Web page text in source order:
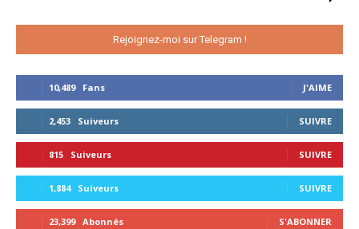
Rejoignez-moi sur Telegram !
10,489 Fans J'AIME
2,453 Suiveurs SUIVRE
815 Suiveurs SUIVRE
1,884 Suiveurs SUIVRE
23,399 Abonnés S'ABONNER